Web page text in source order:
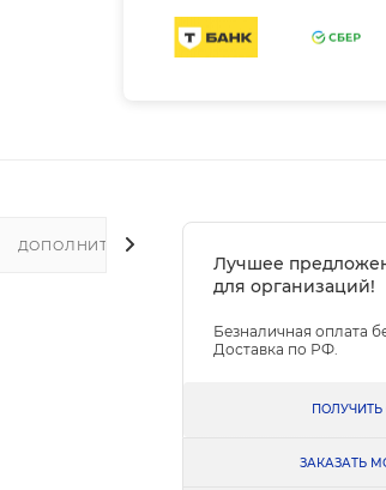
ДОПОЛНИТЕЛЬНО
Лучшее
для организаций!
Безналичная оплата
Доставка по РФ.
ПОЛУЧИТЬ
ЗАКАЗАТЬ